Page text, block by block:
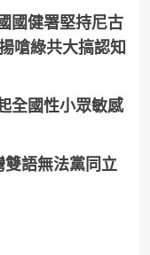
國健署堅持尼古
嗆綠共大搞認知
全國性小眾敏感
雙語無法黨同立